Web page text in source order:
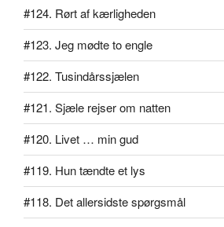
#124. Rørt af kærligheden
#123. Jeg mødte to engle
#122. Tusindårssjælen
#121. Sjæle rejser om natten
#120. Livet … min gud
#119. Hun tændte et lys
#118. Det allersidste spørgsmål